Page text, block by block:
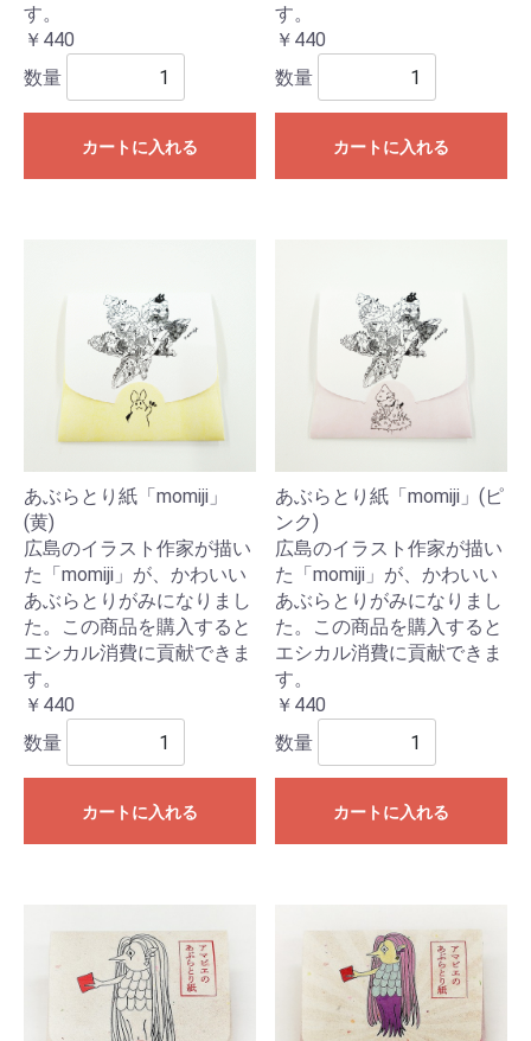
す。
￥440
数量
カートに入れる
す。
￥440
数量
カートに入れる
あぶらとり紙「momiji」
(黄)
広島のイラスト作家が描い
た「momiji」が、かわいい
あぶらとりがみになりまし
た。この商品を購入すると
エシカル消費に貢献できま
す。
￥440
数量
カートに入れる
あぶらとり紙「momiji」(ピ
ンク)
広島のイラスト作家が描い
た「momiji」が、かわいい
あぶらとりがみになりまし
た。この商品を購入すると
エシカル消費に貢献できま
す。
￥440
数量
カートに入れる